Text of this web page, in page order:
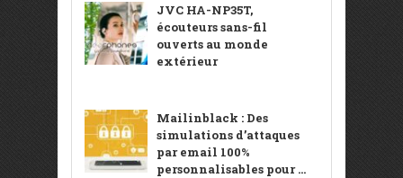
JVC HA-NP35T,
écouteurs sans-fil
ouverts au monde
extérieur
Mailinblack : Des
simulations d’attaques
par email 100%
personnalisables pour ...